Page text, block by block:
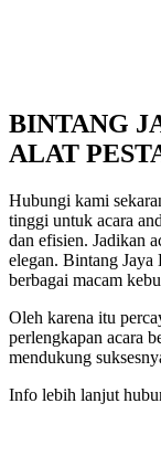
BINTANG
ALAT
Hubungi kami
tinggi untuk acara
dan efisien. Jadikan
elegan. Bintang Jaya
berbagai macam
Oleh karena itu
perlengkapan acara
mendukung
Info lebih lanjut